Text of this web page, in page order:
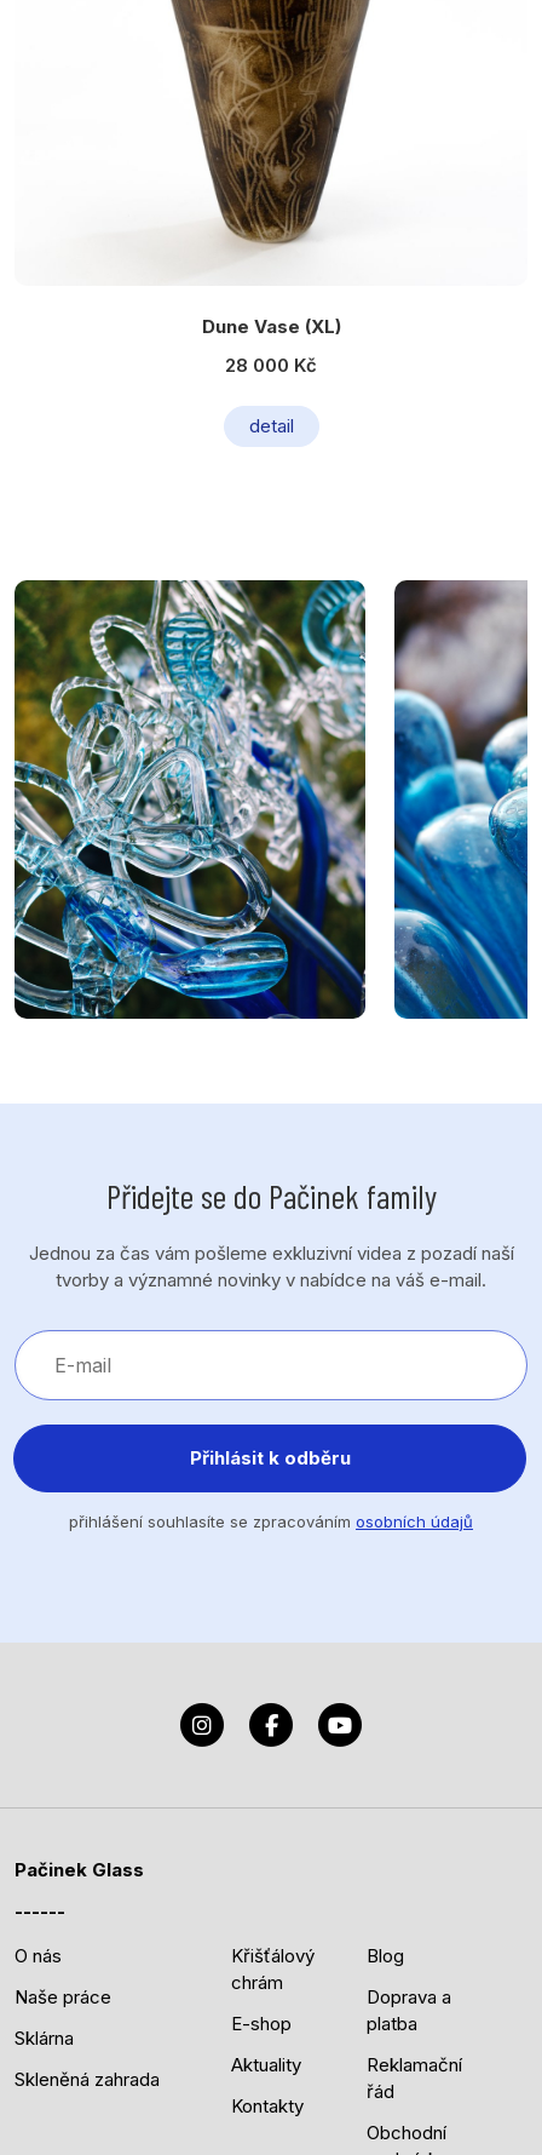
Dune Vase (XL)
28 000 Kč
detail
Přidejte se do Pačinek family
Jednou za čas vám pošleme exkluzivní videa z pozadí naší
tvorby a významné novinky v nabídce na váš e-mail.
Přihlásit k odběru
přihlášení souhlasíte se zpracováním osobních údajů
Pačinek Glass
O nás
Naše práce
Sklárna
Skleněná zahrada
Křišťálový
chrám
E-shop
Aktuality
Kontakty
Blog
Doprava a
platba
Reklamační
řád
Obchodní